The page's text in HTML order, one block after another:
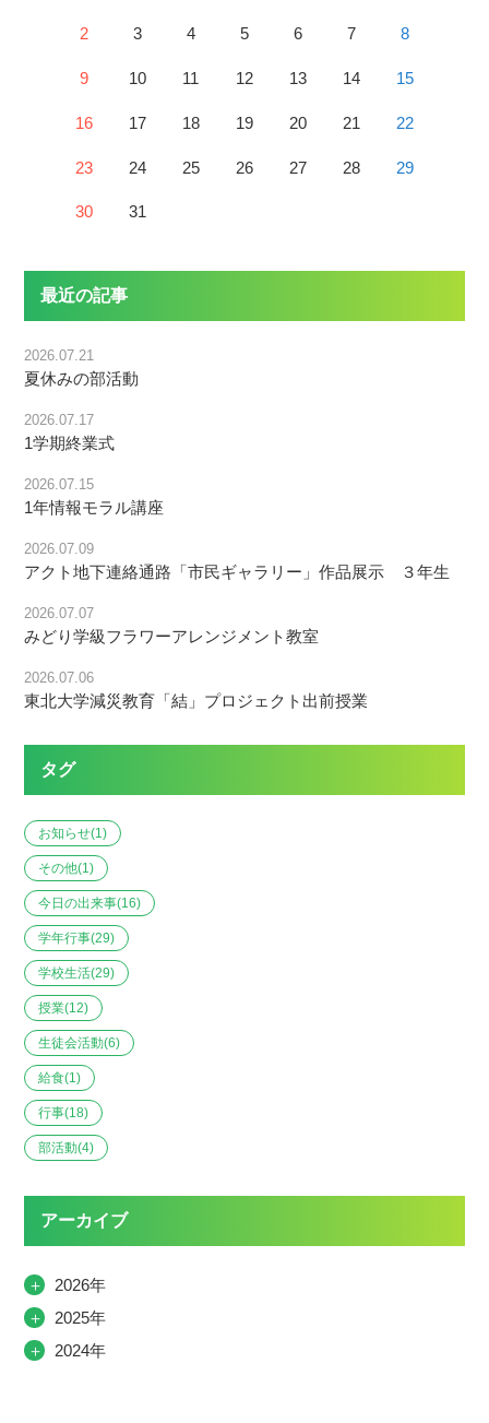
2 3 4 5 6 7 8
9 10 11 12 13 14 15
16 17 18 19 20 21 22
23 24 25 26 27 28 29
30 31
最近の記事
2026.07.21
夏休みの部活動
2026.07.17
1学期終業式
2026.07.15
1年情報モラル講座
2026.07.09
アクト地下連絡通路「市民ギャラリー」作品展示 ３年生
2026.07.07
みどり学級フラワーアレンジメント教室
2026.07.06
東北大学減災教育「結」プロジェクト出前授業
タグ
お知らせ(1)
その他(1)
今日の出来事(16)
学年行事(29)
学校生活(29)
授業(12)
生徒会活動(6)
給食(1)
行事(18)
部活動(4)
アーカイブ
＋
2026年
＋
2025年
＋
2024年